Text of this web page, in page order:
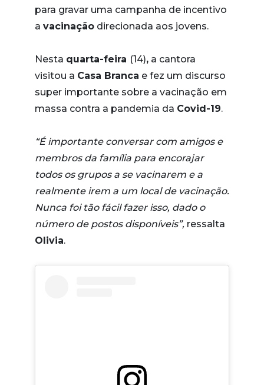
para gravar uma campanha de incentivo
a vacinação direcionada aos jovens.
Nesta quarta-feira (14), a cantora
visitou a Casa Branca e fez um discurso
super importante sobre a vacinação em
massa contra a pandemia da Covid-19.
“É importante conversar com amigos e
membros da família para encorajar
todos os grupos a se vacinarem e a
realmente irem a um local de vacinação.
Nunca foi tão fácil fazer isso, dado o
número de postos disponíveis”, ressalta
Olivia.